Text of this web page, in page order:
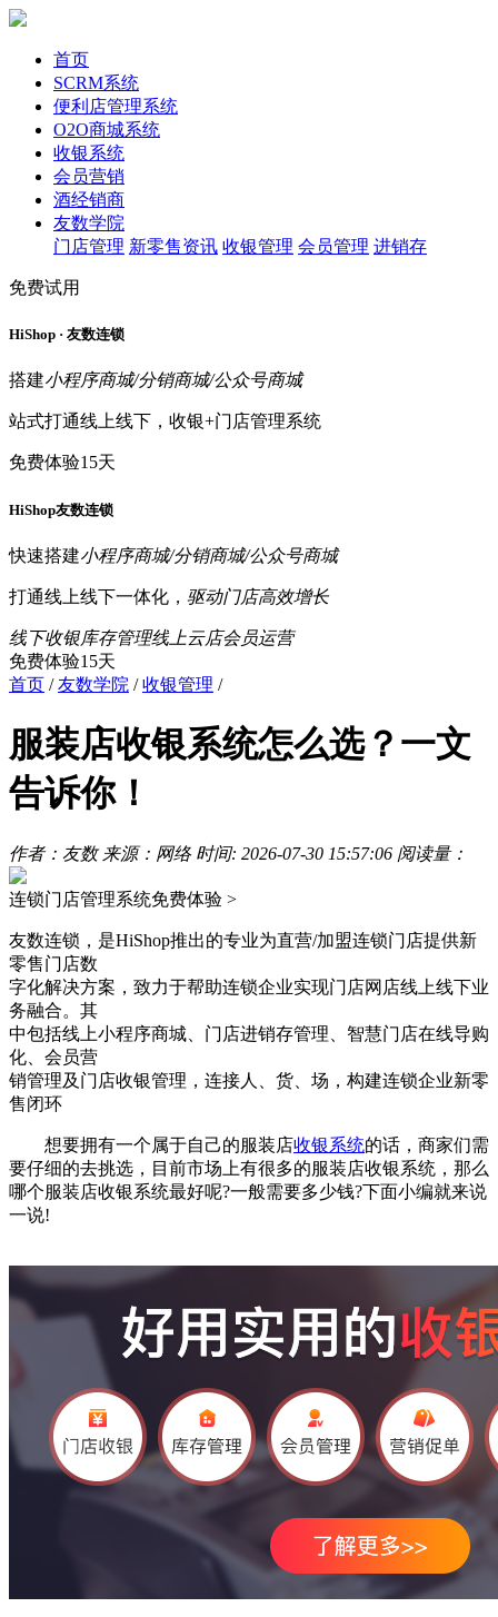
首页
SCRM系统
便利店管理系统
O2O商城系统
收银系统
会员营销
酒经销商
友数学院
门店管理 新零售资讯 收银管理 会员管理 进销存
免费试用
HiShop · 友数连锁
搭建小程序商城/分销商城/公众号商城
站式打通线上线下，收银+门店管理系统
免费体验15天
HiShop友数连锁
快速搭建小程序商城/分销商城/公众号商城
打通线上线下一体化， 驱动门店高效增长
线下收银库存管理线上云店会员运营
免费体验15天
首页 /友数学院 /收银管理 /
服装店收银系统怎么选？一文
告诉你！
作者：友数 来源：网络 时间: 2026-07-30 15:57:06 阅读量：
连锁门店管理系统免费体验 >
友数连锁，是HiShop推出的专业为直营/加盟连锁门店提供新
零售门店数
字化解决方案，致力于帮助连锁企业实现门店网店线上线下业
务融合。其
中包括线上小程序商城、门店进销存管理、智慧门店在线导购
化、会员营
销管理及门店收银管理，连接人、货、场，构建连锁企业新零
售闭环
想要拥有一个属于自己的服装店收银系统的话，商家们需
要仔细的去挑选，目前市场上有很多的服装店收银系统，那么
哪个服装店收银系统最好呢?一般需要多少钱?下面小编就来说
一说!